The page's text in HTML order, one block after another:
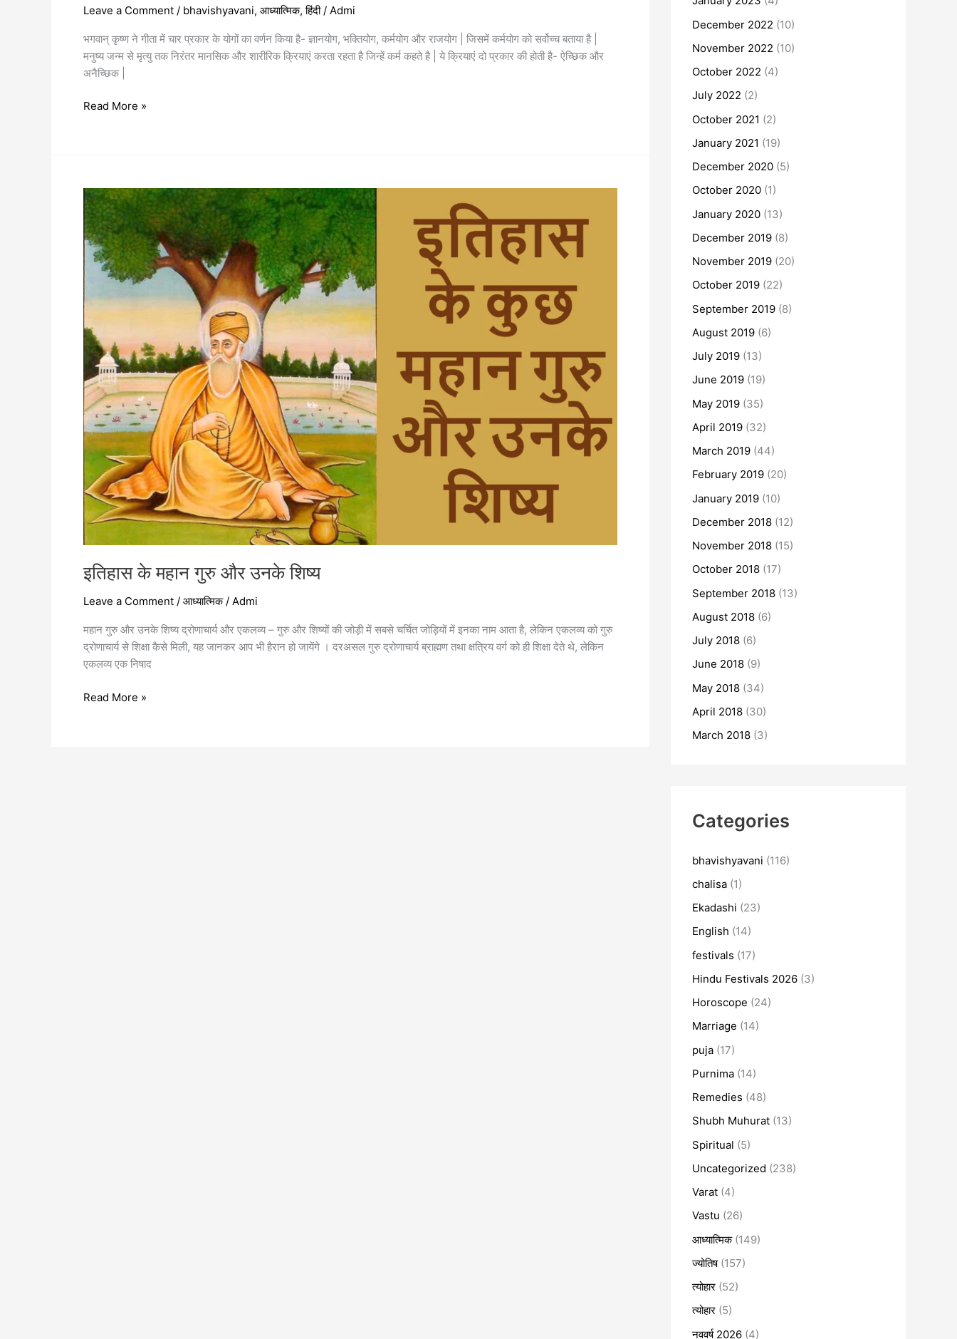
Leave a Comment / bhavishyavani, आध्यात्मिक,हिंदी/ Admi
भगवान् कृष्ण ने गीता में चार प्रकार के योगों का वर्णन किया है- ज्ञानयोग, भक्तियोग, कर्मयोग और राजयोग | जिसमें कर्मयोग को सर्वोच्च बताया है |
मनुष्य जन्म से मृत्यु तक निरंतर मानसिक और शारीरिक क्रियाएं करता रहता है जिन्हें कर्म कहते है | ये क्रियाएं दो प्रकार की होती है- ऐच्छिक और
अनैच्छिक |
Read More »
इतिहास के महान गुरु और उनके शिष्य
Leave a Comment / आध्यात्मिक/ Admi
महान गुरु और उनके शिष्य द्रोणाचार्य और एकलव्य – गुरु और शिष्यों की जोड़ी में सबसे चर्चित जोड़ियों में इनका नाम आता है, लेकिन एकलव्य को गुरु
द्रोणाचार्य से शिक्षा कैसे मिली, यह जानकर आप भी हैरान हो जायेंगे । दरअसल गुरु द्रोणाचार्य ब्राह्मण तथा क्षत्रिय वर्ग को ही शिक्षा देते थे, लेकिन
एकलव्य एक निषाद
इतिहास
के
महान
गुरु
और
उनके
शिष्य
Read More »
December 2022 (10)
November 2022 (10)
October 2022 (4)
July 2022 (2)
October 2021 (2)
January 2021 (19)
December 2020 (5)
October 2020 (1)
January 2020 (13)
December 2019 (8)
November 2019 (20)
October 2019 (22)
September 2019 (8)
August 2019 (6)
July 2019 (13)
June 2019 (19)
May 2019 (35)
April 2019 (32)
March 2019 (44)
February 2019 (20)
January 2019 (10)
December 2018 (12)
November 2018 (15)
October 2018 (17)
September 2018 (13)
August 2018 (6)
July 2018 (6)
June 2018 (9)
May 2018 (34)
April 2018 (30)
March 2018 (3)
Categories
bhavishyavani (116)
chalisa (1)
Ekadashi (23)
English (14)
festivals (17)
Hindu Festivals 2026 (3)
Horoscope (24)
Marriage (14)
puja (17)
Purnima (14)
Remedies (48)
Shubh Muhurat (13)
Spiritual (5)
Uncategorized (238)
Varat (4)
Vastu (26)
आध्यात्मिक(149)
ज्योतिष(157)
त्योहार (52)
त्योहार (5)
नववर्ष 2026 (4)